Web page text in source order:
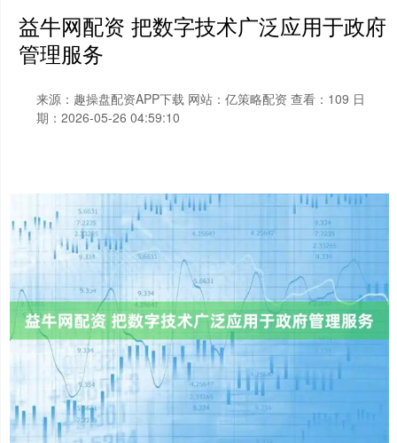
益牛网配资 把数字技术广泛应用于政府
管理服务
来源：趣操盘配资APP下载 网站：亿策略配资 查看：109 日
期：2026-05-26 04:59:10